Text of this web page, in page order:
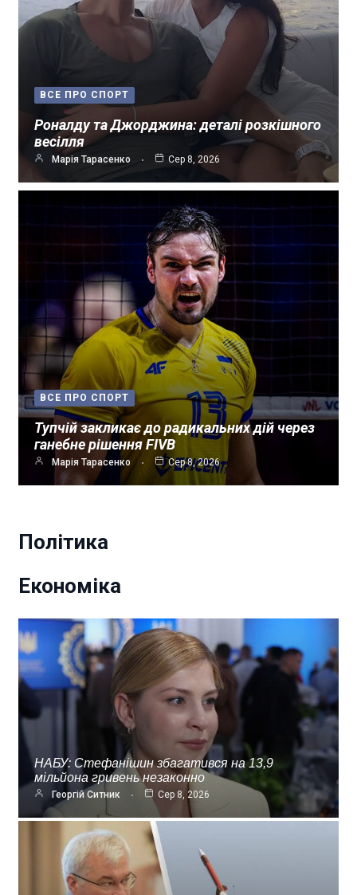
ВСЕ ПРО СПОРТ
Роналду та Джорджина: деталі розкішного
весілля
Марія Тарасенко Сер 8, 2026
ВСЕ ПРО СПОРТ
Тупчій закликає до радикальних дій через
ганебне рішення FIVB
Марія Тарасенко Сер 8, 2026
Політика
Економіка
НАБУ: Стефанішин збагатився на 13,9
мільйона гривень незаконно
Георгій Ситник Сер 8, 2026